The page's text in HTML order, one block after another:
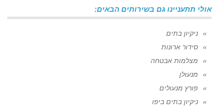
אולי תתעניינו גם בשירותים הבאים:
ניקיון בתים
סידור ארונות
מצלמות אבטחה
מנעולן
פורץ מנעולים
ניקיון בתים ביפו